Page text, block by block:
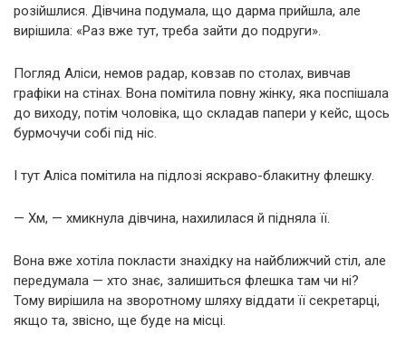
розійшлися. Дівчина подумала, що дарма прийшла, але
вирішила: «Раз вже тут, треба зайти до подруги».
Погляд Аліси, немов радар, ковзав по столах, вивчав
графіки на стінах. Вона помітила повну жінку, яка поспішала
до виходу, потім чоловіка, що складав папери у кейс, щось
бурмочучи собі під ніс.
І тут Аліса помітила на підлозі яскраво-блакитну флешку.
— Хм, — хмикнула дівчина, нахилилася й підняла її.
Вона вже хотіла покласти знахідку на найближчий стіл, але
передумала — хто знає, залишиться флешка там чи ні?
Тому вирішила на зворотному шляху віддати її секретарці,
якщо та, звісно, ще буде на місці.